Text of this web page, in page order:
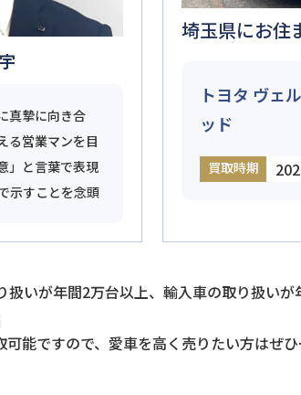
真摯に向き合
る営業マンを目
」と言葉で表現
示すことを念頭
埼玉県にお住
トヨタ ヴェ
ッド
買取時期
扱いが年間2万台以上、輸入車の取り扱い
能ですので、愛車を高く売りたい方はぜひ